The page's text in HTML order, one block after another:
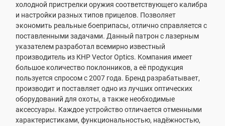
холодной пристрелки оружия соответствующего калибра
и настройки разных типов прицелов. Позволяет
экономить реальные боеприпасы, отлично справляется с
поставленными задачами. Данный патрон с лазерным
указателем разработал всемирно известный
производитель из КНР Vector Optics. Компания имеет
большое количество поклонников, а её продукция
пользуется спросом с 2007 года. Бренд разрабатывает,
производит и поставляет одно из лучших оптических
оборудований для охоты, а также необходимые
аксессуары. Каждое устройство отличается отменными
характеристиками, функциональностью, надёжностью,